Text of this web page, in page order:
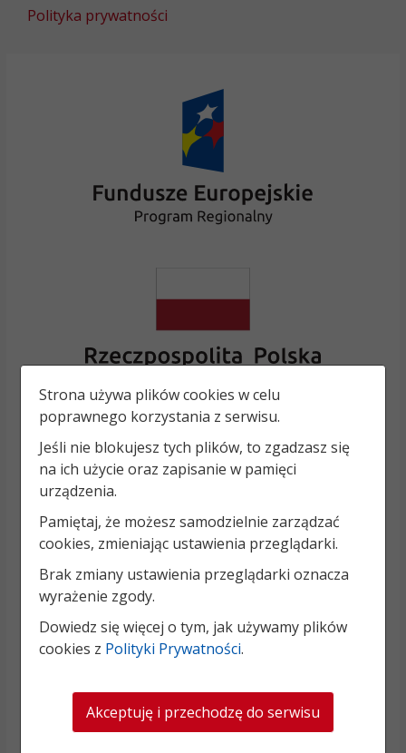
Polityka prywatności
Strona używa plików cookies w celu
poprawnego korzystania z serwisu.
Jeśli nie blokujesz tych plików, to zgadzasz się
na ich użycie oraz zapisanie w pamięci
urządzenia.
Pamiętaj, że możesz samodzielnie zarządzać
cookies, zmieniając ustawienia przeglądarki.
Brak zmiany ustawienia przeglądarki oznacza
wyrażenie zgody.
Dowiedz się więcej o tym, jak używamy plików
cookies z Polityki Prywatności.
Akceptuję i przechodzę do serwisu